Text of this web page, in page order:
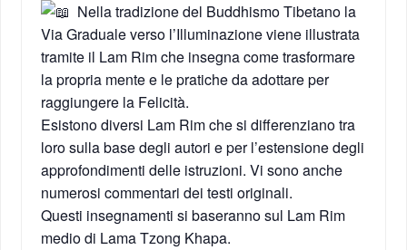
Nella tradizione del Buddhismo Tibetano la
Via Graduale verso l’Illuminazione viene illustrata
tramite il Lam Rim che insegna come trasformare
la propria mente e le pratiche da adottare per
raggiungere la Felicità.
Esistono diversi Lam Rim che si differenziano tra
loro sulla base degli autori e per l’estensione degli
approfondimenti delle istruzioni. Vi sono anche
numerosi commentari dei testi originali.
Questi insegnamenti si baseranno sul Lam Rim
medio di Lama Tzong Khapa.